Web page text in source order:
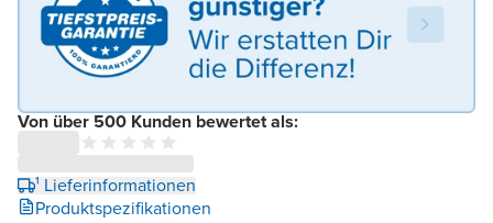
Von über 500 Kunden bewertet als:
¹ Lieferinformationen
Produktspezifikationen